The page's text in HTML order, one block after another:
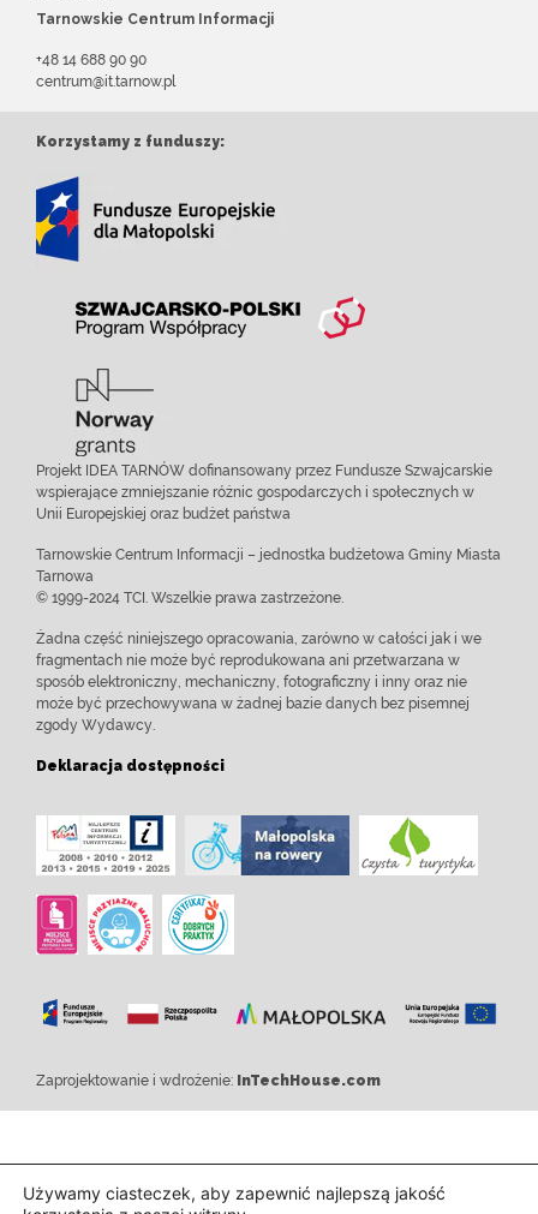
Tarnowskie Centrum Informacji
+48 14 688 90 90
centrum@it.tarnow.pl
Korzystamy z funduszy:
Projekt IDEA TARNÓW dofinansowany przez Fundusze Szwajcarskie
wspierające zmniejszanie różnic gospodarczych i społecznych w
Unii Europejskiej oraz budżet państwa
Tarnowskie Centrum Informacji – jednostka budżetowa Gminy Miasta
Tarnowa
© 1999-2024 TCI. Wszelkie prawa zastrzeżone.
Żadna część niniejszego opracowania, zarówno w całości jak i we
fragmentach nie może być reprodukowana ani przetwarzana w
sposób elektroniczny, mechaniczny, fotograficzny i inny oraz nie
może być przechowywana w żadnej bazie danych bez pisemnej
zgody Wydawcy.
Deklaracja dostępności
Zaprojektowanie i wdrożenie: InTechHouse.com
Używamy ciasteczek, aby zapewnić najlepszą jakość